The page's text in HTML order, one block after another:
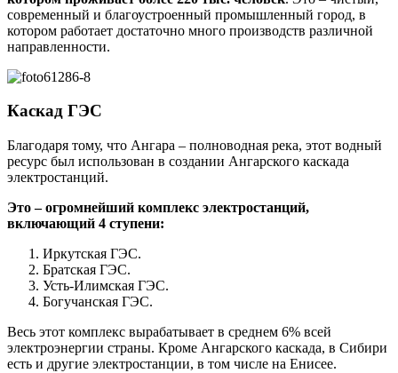
современный и благоустроенный промышленный город, в
котором работает достаточно много производств различной
направленности.
Каскад ГЭС
Благодаря тому, что Ангара – полноводная река, этот водный
ресурс был использован в создании Ангарского каскада
электростанций.
Это – огромнейший комплекс электростанций,
включающий 4 ступени:
Иркутская ГЭС.
Братская ГЭС.
Усть-Илимская ГЭС.
Богучанская ГЭС.
Весь этот комплекс вырабатывает в среднем 6% всей
электроэнергии страны. Кроме Ангарского каскада, в Сибири
есть и другие электростанции, в том числе на Енисее.